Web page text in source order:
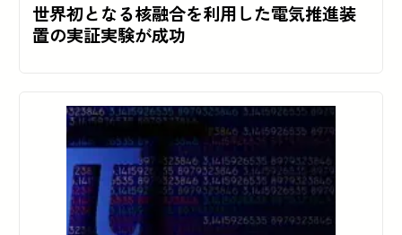
世界初となる核融合を利用した電気推進装
置の実証実験が成功